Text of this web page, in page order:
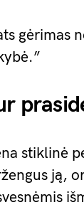
gėrimas
stiklinė
ją,